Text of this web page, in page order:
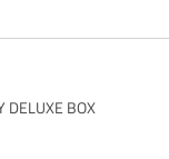
DELUXE BOX